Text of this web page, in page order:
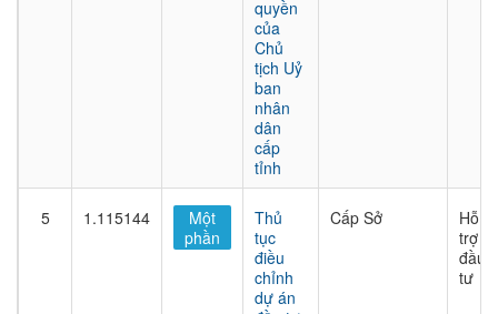
quyền
của
Chủ
tịch Uỷ
ban
nhân
dân
cấp
tỉnh
5 1.115144
Một
phần
Thủ
tục
điều
chỉnh
dự án
Cấp Sở
Hỗ
trợ
đầu
tư